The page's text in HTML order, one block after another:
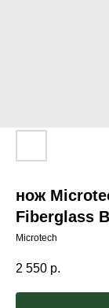
нож
Fiberglass
Microtech
2 550 р.